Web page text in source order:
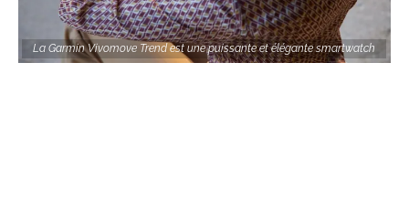
La Garmin Vivomove Trend est une puissante et élégante smartwatch